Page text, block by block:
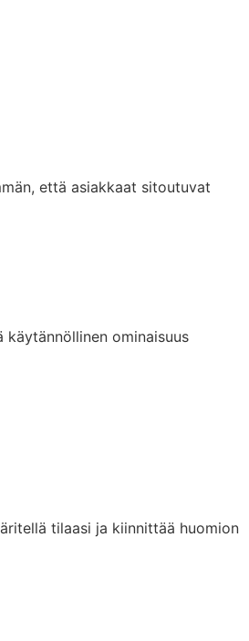
että asiakkaat sitoutuvat
ominaisuus
tilaasi ja kiinnittää huomion